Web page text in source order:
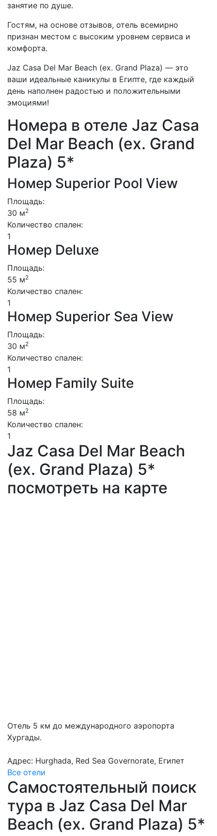
занятие по душе.
Гостям, на основе отзывов, отель всемирно
признан местом с высоким уровнем сервиса и
комфорта.
Jaz Casa Del Mar Beach (ex. Grand Plaza) — это
ваши идеальные каникулы в Египте, где каждый
день наполнен радостью и положительными
эмоциями!
Номера в отеле Jaz Casa
Del Mar Beach (ex. Grand
Plaza) 5*
Номер Superior Pool View
Площадь:
30 м2
Количество спален:
1
Номер Deluxe
Площадь:
55 м2
Количество спален:
1
Номер Superior Sea View
Площадь:
30 м2
Количество спален:
1
Номер Family Suite
Площадь:
58 м2
Количество спален:
1
Jaz Casa Del Mar Beach
(ex. Grand Plaza) 5*
посмотреть на карте
Отель 5 км до международного аэропорта
Хургады.
Адрес: Hurghada, Red Sea Governorate, Египет
Все отели
Самостоятельный поиск
тура в Jaz Casa Del Mar
Beach (ex. Grand Plaza) 5*